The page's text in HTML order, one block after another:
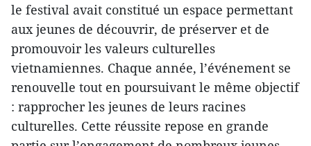
le festival avait constitué un espace permettant
aux jeunes de découvrir, de préserver et de
promouvoir les valeurs culturelles
vietnamiennes. Chaque année, l’événement se
renouvelle tout en poursuivant le même objectif
: rapprocher les jeunes de leurs racines
culturelles. Cette réussite repose en grande